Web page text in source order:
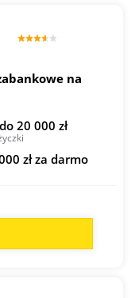
000 zł, a okres
chwilówek
ratalnych. Pożyczki
stanowią realną
na
20 000 zł
zł za darmo